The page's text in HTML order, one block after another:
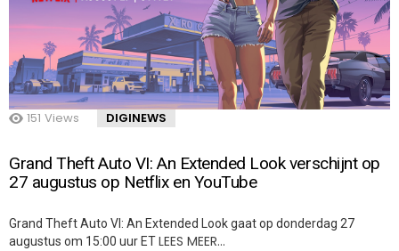
151 Views DIGINEWS
Grand Theft Auto VI: An Extended Look verschijnt op
27 augustus op Netflix en YouTube
Grand Theft Auto VI: An Extended Look gaat op donderdag 27
augustus om 15:00 uur ETLEES MEER…